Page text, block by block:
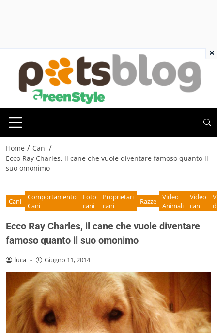
Home / Cani /
Ecco Ray Charles, il cane che vuole diventare famoso quanto il
suo omonimo
Cani
Comportamento
Cani
Foto
cani
Proprietari
cani
Razze
Video
Animali
Video
cani
Ecco Ray Charles, il cane che vuole diventare
famoso quanto il suo omonimo
luca - Giugno 11, 2014
×